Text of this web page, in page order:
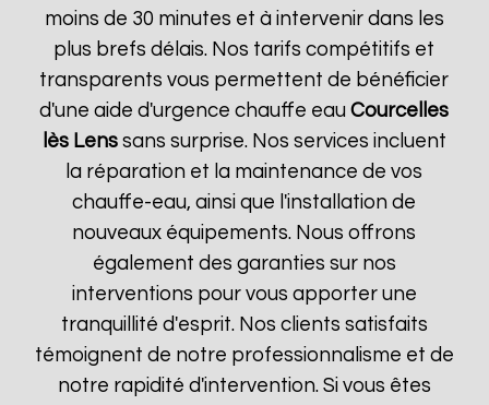
moins de 30 minutes et à intervenir dans les
plus brefs délais. Nos tarifs compétitifs et
transparents vous permettent de bénéficier
d'une aide d'urgence chauffe eauCourcelles
lès Lenssans surprise. Nos services incluent
la réparation et la maintenance de vos
chauffe-eau, ainsi que l'installation de
nouveaux équipements. Nous offrons
également des garanties sur nos
interventions pour vous apporter une
tranquillité d'esprit. Nos clients satisfaits
témoignent de notre professionnalisme et de
notre rapidité d'intervention. Si vous êtes